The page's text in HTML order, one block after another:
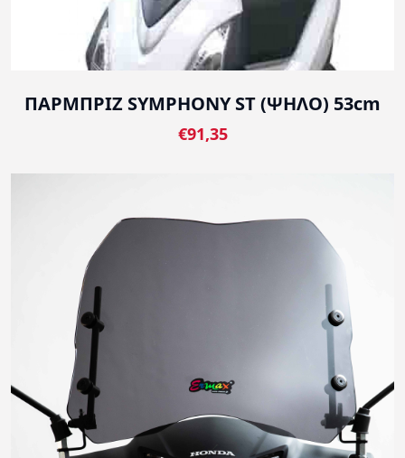
ΠΑΡΜΠΡΙΖ SYMPHONY ST (ΨΗΛΟ) 53cm
€91,35